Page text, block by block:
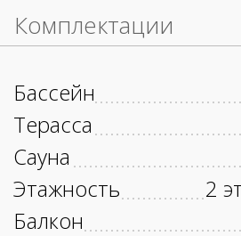
Комплектации
Бассейн
Терасса
Сауна
Этажность
2
Балкон